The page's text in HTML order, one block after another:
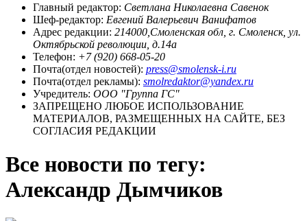
Главный редактор: Светлана Николаевна Савенок
Шеф-редактор: Евгений Валерьевич Ванифатов
Адрес редакции: 214000,Смоленская обл, г. Смоленск, ул.
Октябрьской революции, д.14а
Телефон: +7 (920) 668-05-20
Почта(отдел новостей): press@smolensk-i.ru
Почта(отдел рекламы): smolredaktor@yandex.ru
Учредитель: ООО "Группа ГС"
ЗАПРЕЩЕНО ЛЮБОЕ ИСПОЛЬЗОВАНИЕ
МАТЕРИАЛОВ, РАЗМЕЩЕННЫХ НА САЙТЕ, БЕЗ
СОГЛАСИЯ РЕДАКЦИИ
Все новости по тегу:
Александр Дымчиков